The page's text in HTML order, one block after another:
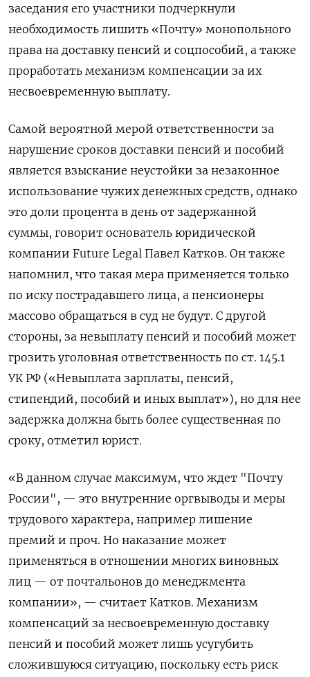
заседания его участники подчеркнули
необходимость лишить «Почту» монопольного
права на доставку пенсий и соцпособий, а также
проработать механизм компенсации за их
несвоевременную выплату.
Самой вероятной мерой ответственности за
нарушение сроков доставки пенсий и пособий
является взыскание неустойки за незаконное
использование чужих денежных средств, однако
это доли процента в день от задержанной
суммы, говорит основатель юридической
компании Future Legal Павел Катков. Он также
напомнил, что такая мера применяется только
по иску пострадавшего лица, а пенсионеры
массово обращаться в суд не будут. С другой
стороны, за невыплату пенсий и пособий может
грозить уголовная ответственность по ст. 145.1
УК РФ («Невыплата зарплаты, пенсий,
стипендий, пособий и иных выплат»), но для нее
задержка должна быть более существенная по
сроку, отметил юрист.
«В данном случае максимум, что ждет "Почту
России", — это внутренние оргвыводы и меры
трудового характера, например лишение
премий и проч. Но наказание может
применяться в отношении многих виновных
лиц — от почтальонов до менеджмента
компании», — считает Катков. Механизм
компенсаций за несвоевременную доставку
пенсий и пособий может лишь усугубить
сложившуюся ситуацию, поскольку есть риск